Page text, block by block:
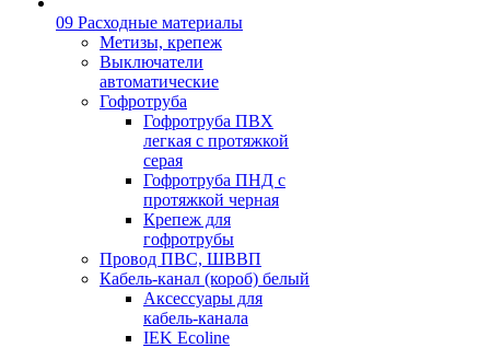
09 Расходные материалы
Метизы, крепеж
Выключатели
автоматические
Гофротруба
Гофротруба ПВХ
легкая с протяжкой
серая
Гофротруба ПНД с
протяжкой черная
Крепеж для
гофротрубы
Провод ПВС, ШВВП
Кабель-канал (короб) белый
Аксессуары для
кабель-канала
IEK Ecoline